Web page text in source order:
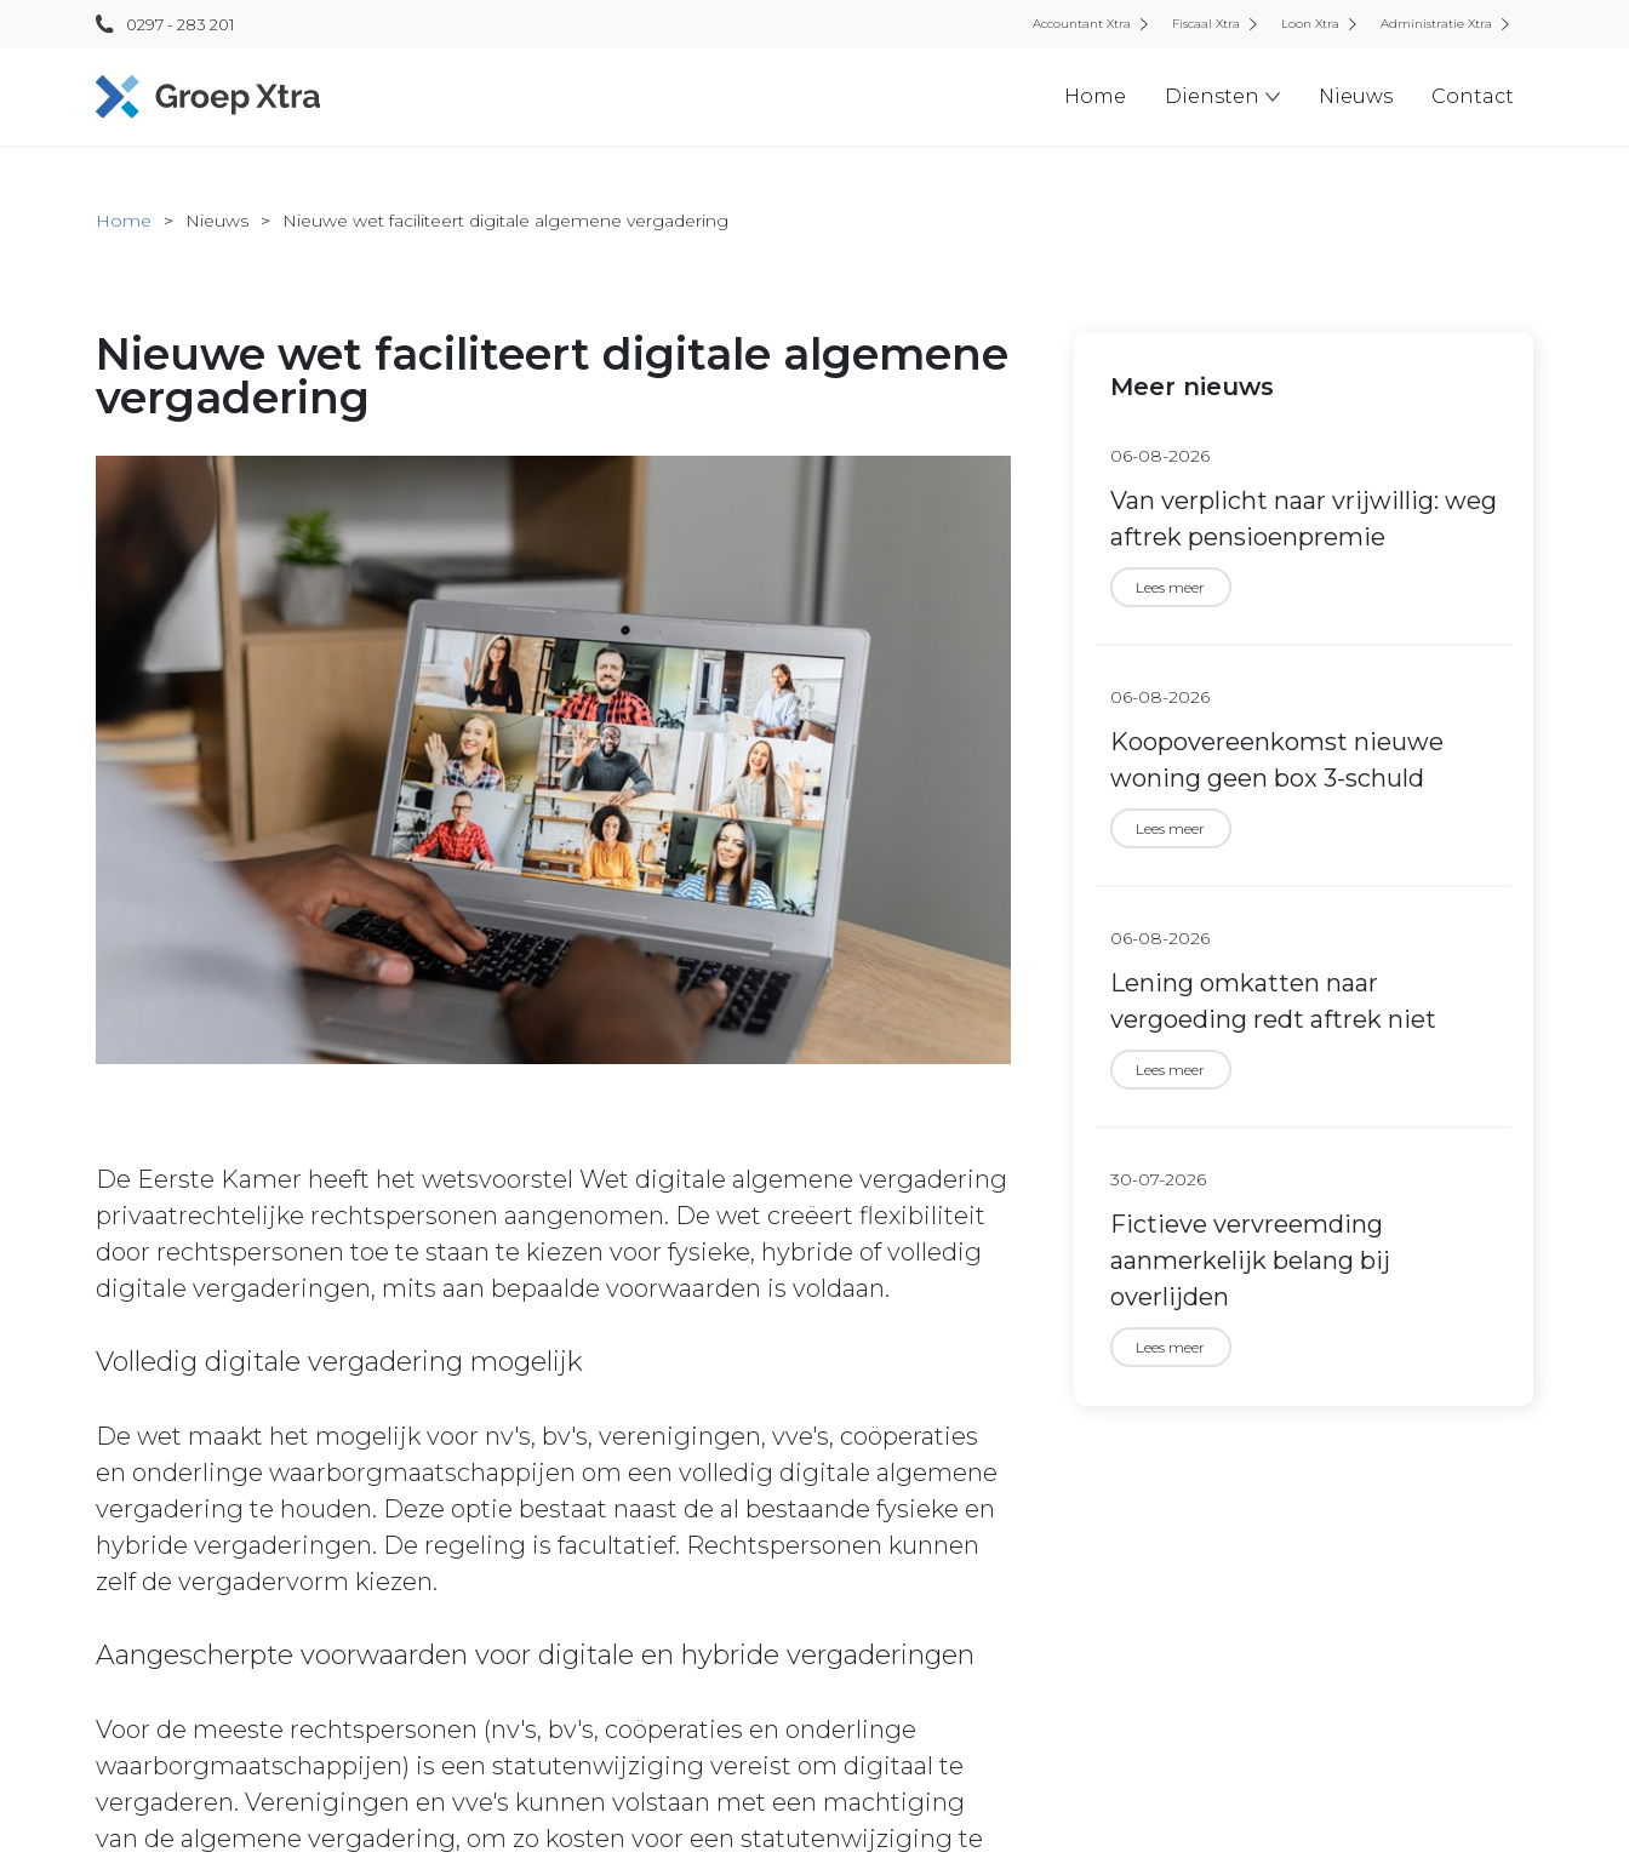
0297 - 283 201 Accountant Xtra Fiscaal Xtra Loon Xtra Administratie Xtra
Home Diensten Nieuws Contact
Home Nieuws Nieuwe wet faciliteert digitale algemene vergadering
Nieuwe wet faciliteert digitale algemene
vergadering
De Eerste Kamer heeft het wetsvoorstel Wet digitale algemene vergadering
privaatrechtelijke rechtspersonen aangenomen. De wet creëert flexibiliteit
door rechtspersonen toe te staan te kiezen voor fysieke, hybride of volledig
digitale vergaderingen, mits aan bepaalde voorwaarden is voldaan.
Volledig digitale vergadering mogelijk
De wet maakt het mogelijk voor nv's, bv's, verenigingen, vve's, coöperaties
en onderlinge waarborgmaatschappijen om een volledig digitale algemene
vergadering te houden. Deze optie bestaat naast de al bestaande fysieke en
hybride vergaderingen. De regeling is facultatief. Rechtspersonen kunnen
zelf de vergadervorm kiezen.
Aangescherpte voorwaarden voor digitale en hybride vergaderingen
Voor de meeste rechtspersonen (nv's, bv's, coöperaties en onderlinge
waarborgmaatschappijen) is een statutenwijziging vereist om digitaal te
vergaderen. Verenigingen en vve's kunnen volstaan met een machtiging
van de algemene vergadering, om zo kosten voor een statutenwijziging te
Meer nieuws
06-08-2026
Van verplicht naar vrijwillig: weg
aftrek pensioenpremie
Lees meer
06-08-2026
Koopovereenkomst nieuwe
woning geen box 3-schuld
Lees meer
06-08-2026
Lening omkatten naar
vergoeding redt aftrek niet
Lees meer
30-07-2026
Fictieve vervreemding
aanmerkelijk belang bij
overlijden
Lees meer